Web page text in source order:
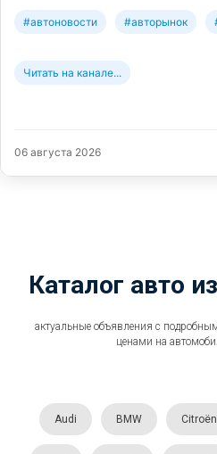
#автоновости #авторынок
Читать на канале...
06 августа 2026
Каталог авто
актуальные объявления с
ценами на
Audi BMW Citroën